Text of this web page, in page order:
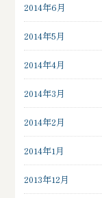
2014年6月
2014年5月
2014年4月
2014年3月
2014年2月
2014年1月
2013年12月